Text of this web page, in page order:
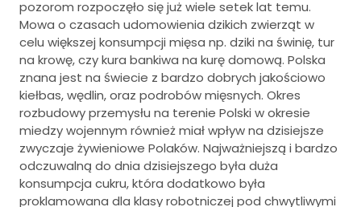
pozorom rozpoczęło się już wiele setek lat temu.
Mowa o czasach udomowienia dzikich zwierząt w
celu większej konsumpcji mięsa np. dziki na świnię, tur
na krowę, czy kura bankiwa na kurę domową. Polska
znana jest na świecie z bardzo dobrych jakościowo
kiełbas, wędlin, oraz podrobów mięsnych. Okres
rozbudowy przemysłu na terenie Polski w okresie
miedzy wojennym również miał wpływ na dzisiejsze
zwyczaje żywieniowe Polaków. Najważniejszą i bardzo
odczuwalną do dnia dzisiejszego była duża
konsumpcja cukru, która dodatkowo była
proklamowana dla klasy robotniczej pod chwytliwymi